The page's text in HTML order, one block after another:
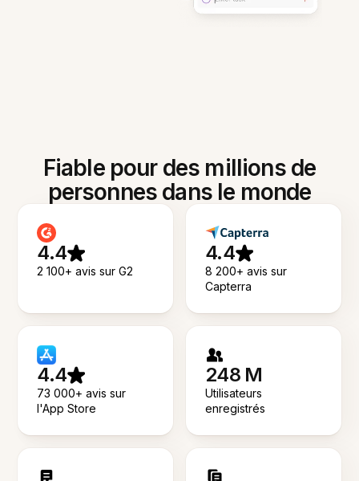
Fiable pour des millions de
personnes dans le monde
4.4
2 100+ avis sur G2
4.4
8 200+ avis sur
Capterra
4.4
73 000+ avis sur
l'App Store
248 M
Utilisateurs
enregistrés